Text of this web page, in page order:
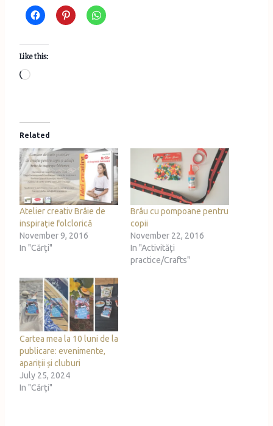
Like this:
L
d
i
n
g
…
Related
Atelier creativ Brâie de
inspiraţie folclorică
November 9, 2016
In "Cărţi"
Brâu cu pompoane pentru
copii
November 22, 2016
In "Activităţi
practice/Crafts"
Cartea mea la 10 luni de la
publicare: evenimente,
apariții și cluburi
July 25, 2024
In "Cărţi"